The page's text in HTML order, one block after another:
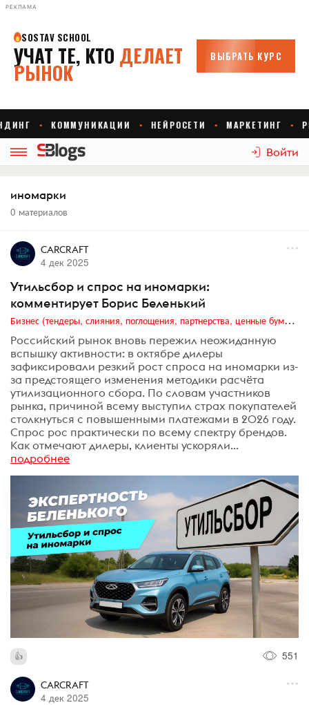
РЕКЛАМА
Войти
иномарки
0 материалов
CARCRAFT
4 дек 2025
Утильсбор и спрос на иномарки:
комментирует Борис Беленький
Бизнес (тендеры, слияния, поглощения, партнерства, ценные бумаги, акционеры, финансы и отчетность)
Российский рынок вновь пережил неожиданную
вспышку активности: в октябре дилеры
зафиксировали резкий рост спроса на иномарки из-
за предстоящего изменения методики расчёта
утилизационного сбора. По словам участников
рынка, причиной всему выступил страх покупателей
столкнуться с повышенными платежами в 2026 году.
Спрос рос практически по всему спектру брендов.
Как отмечают дилеры, клиенты ускоряли...
подробнее
551
CARCRAFT
4 дек 2025